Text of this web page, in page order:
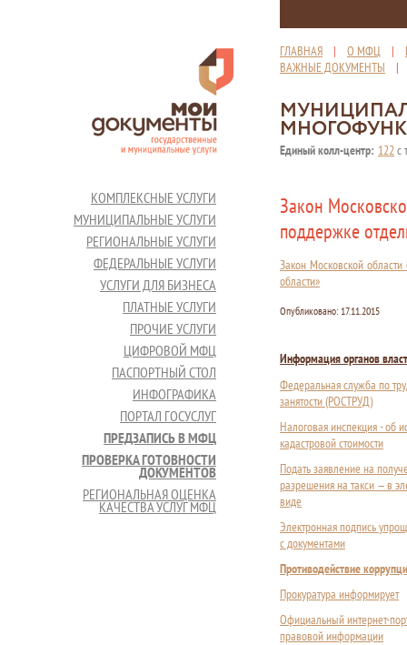
ГЛАВНАЯ | О МФЦ |
ВАЖНЫЕ ДОКУМЕНТЫ
Единый колл-центр: 122с
КОМПЛЕКСНЫЕ УСЛУГИ
МУНИЦИПАЛЬНЫЕ УСЛУГИ
РЕГИОНАЛЬНЫЕ УСЛУГИ
ФЕДЕРАЛЬНЫЕ УСЛУГИ
УСЛУГИ ДЛЯ БИЗНЕСА
ПЛАТНЫЕ УСЛУГИ
ПРОЧИЕ УСЛУГИ
ЦИФРОВОЙ МФЦ
ПАСПОРТНЫЙ СТОЛ
ИНФОГРАФИКА
ПОРТАЛ ГОСУСЛУГ
ПРЕДЗАПИСЬ В МФЦ
ПРОВЕРКА ГОТОВНОСТИ
ДОКУМЕНТОВ
РЕГИОНАЛЬНАЯ ОЦЕНКА
КАЧЕСТВА УСЛУГ МФЦ
Закон
поддержке
Закон Московской
области»
Опубликовано: 17.11.2015
Информация органов
Федеральная служба по
занятости (РОСТРУД)
Налоговая инспекция - об
кадастровой стоимости
Подать заявление на
разрешения на такси — в
виде
Электронная подпись
с документами
Противодействие
Прокуратура информирует
Официальный интернет-
правовой информации